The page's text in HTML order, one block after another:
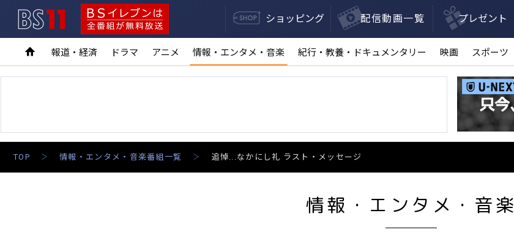
BSイレブンは全番組が無料放送
ショッピング 配信動画一覧 プレゼント
報道・経済 ドラマ アニメ 情報・エンタメ・音楽 紀行・教養・ドキュメンタリー 映画 スポーツ
TOP 情報・エンタメ・音楽番組一覧 追悼...なかにし礼 ラスト・メッセージ
情報・エンタメ・音楽